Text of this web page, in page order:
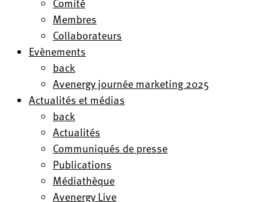
Membres
Collaborateurs
Evènements
back
Avenergy journée marketing 2025
Actualités et médias
back
Actualités
Communiqués de presse
Publications
Médiathèque
Avenergy Live